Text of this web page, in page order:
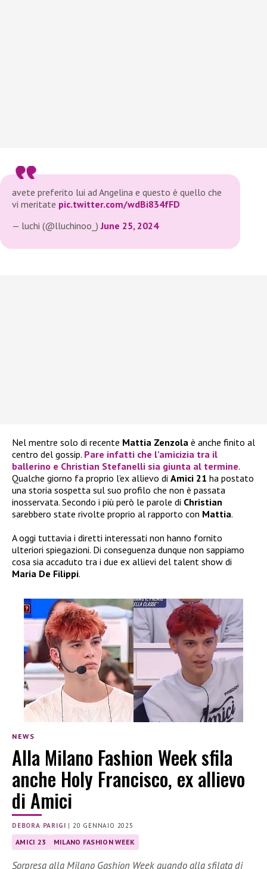
avete preferito lui ad Angelina e questo è quello che
vi meritate pic.twitter.com/wdBi834fFD
— luchi (@lluchinoo_)June 25, 2024
Nel mentre solo di recente Mattia Zenzola è anche finito al
centro del gossip. Pare infatti che l’amicizia tra il
ballerino e Christian Stefanelli sia giunta al termine.
Qualche giorno fa proprio l’ex allievo di Amici 21 ha postato
una storia sospetta sul suo profilo che non è passata
inosservata. Secondo i più però le parole di Christian
sarebbero state rivolte proprio al rapporto con Mattia.
A oggi tuttavia i diretti interessati non hanno fornito
ulteriori spiegazioni. Di conseguenza dunque non sappiamo
cosa sia accaduto tra i due ex allievi del talent show di
Maria De Filippi.
NEWS
Alla Milano Fashion Week sfila
anche Holy Francisco, ex allievo
di Amici
DEBORA PARIGI | 20 GENNAIO 2025
AMICI 23 MILANO FASHION WEEK
Sorpresa alla Milano Gashion Week quando alla sfilata di